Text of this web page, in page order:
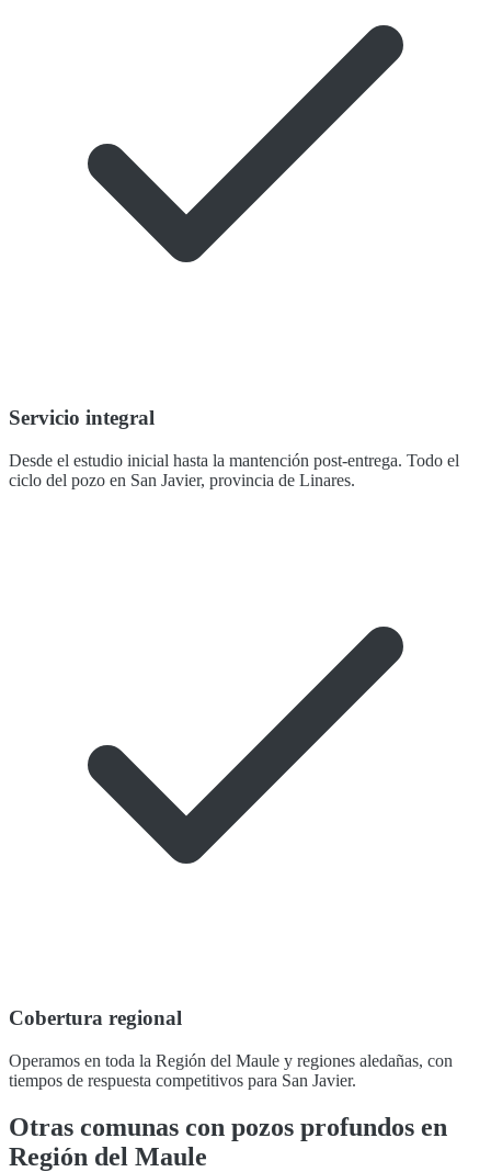
Servicio integral
Desde el estudio inicial hasta la mantención post-entrega. Todo el
ciclo del pozo en San Javier, provincia de Linares.
Cobertura regional
Operamos en toda la Región del Maule y regiones aledañas, con
tiempos de respuesta competitivos para San Javier.
Otras comunas con pozos profundos en
Región del Maule